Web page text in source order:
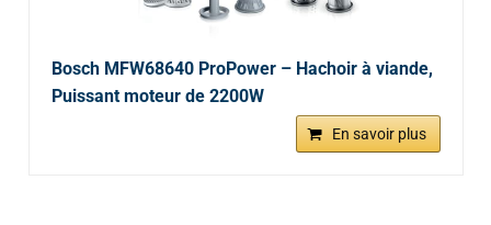
Bosch MFW68640 ProPower – Hachoir à viande,
Puissant moteur de 2200W
En savoir plus